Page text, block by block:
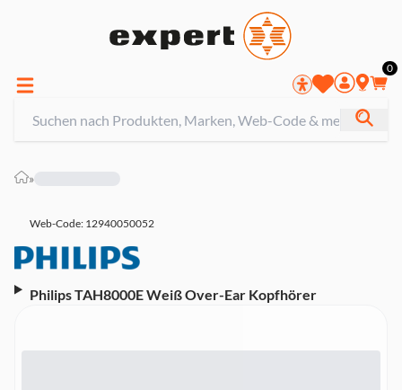
0
»
Web-Code: 12940050052
Philips TAH8000E Weiß Over-Ear Kopfhörer